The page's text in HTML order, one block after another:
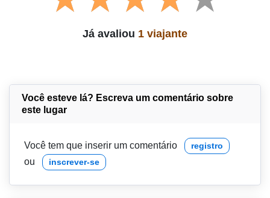
Já avaliou 1 viajante
Você esteve lá? Escreva um comentário sobre
este lugar
Você tem que inserir um comentário registro
ou inscrever-se